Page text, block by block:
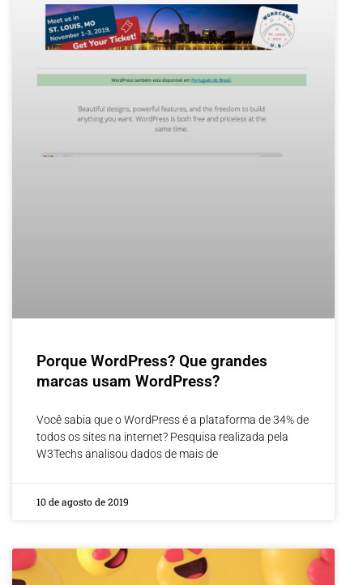
Porque WordPress? Que grandes
marcas usam WordPress?
Você sabia que o WordPress é a plataforma de 34% de
todos os sites na internet? Pesquisa realizada pela
W3Techs analisou dados de mais de
10 de agosto de 2019